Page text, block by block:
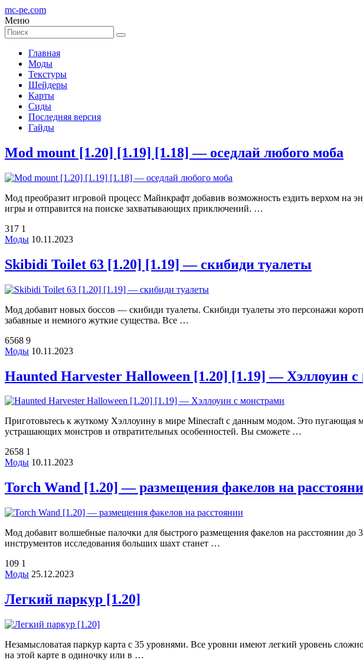
mc-pe.com
Меню
Главная
Моды
Текстуры
Шейдеры
Карты
Сиды
Последняя версия
Гайды
Mod mount [1.20] [1.19] [1.18] — оседлай любого моба
Мод преобразит игровой процесс Майнкрафт добавив возможность ездить верхом на
игры и отправится на поиске захватывающих приключений. …
317 1
Моды 10.11.2023
Skibidi Toilet 63 [1.20] [1.19] — скибиди туалеты
Мод добавит новых боссов — скибиди туалеты. Скибиди туалеты это персонажи
забавные и немного жуткие существа. Все …
6568 9
Моды 10.11.2023
Haunted Harvester Halloween [1.20] [1.19] — Хэллоуин
Приготовьтесь к жуткому Хэллоуину в мире Minecraft с данным модом. Это
устрашающих монстров и отвратительных особенностей. Вы сможете …
2658 1
Моды 10.11.2023
Torch Wand [1.20] — размещения факелов на
Мод добавит волшебные палочки для быстрого размещения факелов на расстоянии до
инструментов исследования больших шахт станет …
109 1
Моды 25.12.2023
Легкий паркур [1.20]
Незамысловатая паркур карта с 35 уровнями. Все уровни имеют легкий уровень
на этой карте в одиночку или в …